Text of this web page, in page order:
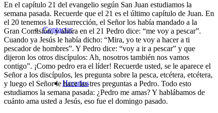
Contactar
Horarios
En el capítulo 21 del evangelio según San Juan estudiamos la
semana pasada. Recuerde que el 21 es el último capítulo de Juan. En
el 20 tenemos la Resurrección, el Señor los había mandado a la
Gran Comisión, y ahora en el 21 Pedro dice: “me voy a pescar”.
Cuando ya Jesús le había dicho: “Mira, yo te voy a hacer a ti
pescador de hombres”. Y Pedro dice: “voy a ir a pescar” y que
dijeron los otros discípulos: Ah, nosotros también nos vamos
contigo”. ¡Como pedro era el líder! Recuerde usted, se le aparece el
Señor a los discípulos, les pregunta sobre la pesca, etcétera, etcétera,
y luego el Señor le hace las tres preguntas a Pedro. Todo esto
estudiamos la semana pasada: ¿Pedro me amas? Y hablábamos de
cuánto ama usted a Jesús, eso fue el domingo pasado.